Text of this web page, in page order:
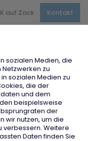
sozialen Medien, die
zu
sozialen Medien zu
die der
und dem
beispielsweise
der
wir nutzen, um die
verbessern. Weitere
Daten finden Sie
auf Zack Kontakt